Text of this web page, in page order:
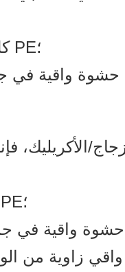
2. حزمة الوحدة بواسطة كيس PE؛
3. حشوة واقية في جميع